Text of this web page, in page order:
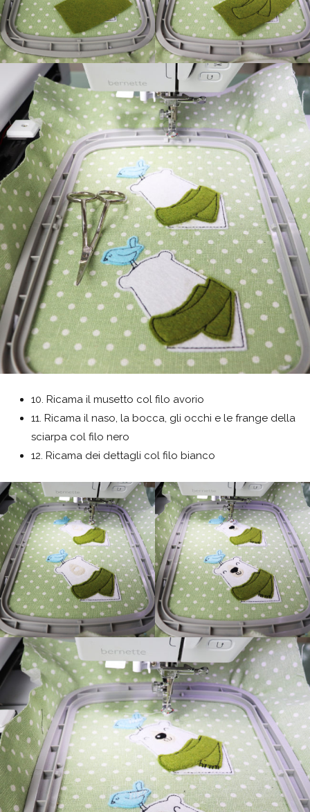
10. Ricama il musetto col filo avorio
11. Ricama il naso, la bocca, gli occhi e le frange della
sciarpa col filo nero
12. Ricama dei dettagli col filo bianco